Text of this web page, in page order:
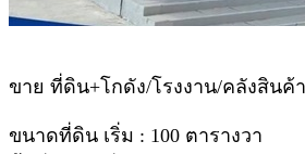
ขาย ที่ดิน+โกดัง/โรงงาน/คลังสินค้
ขนาดที่ดิน เริ่ม : 100 ตารางวา